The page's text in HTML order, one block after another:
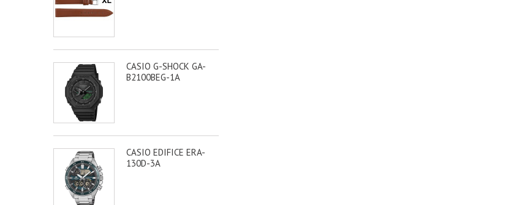
CASIO G-SHOCK GA-
B2100BEG-1A
CASIO EDIFICE ERA-
130D-3A